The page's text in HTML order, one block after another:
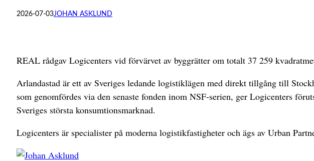
2026-07-03JOHAN ASKLUND
REAL rådgav Logicenters vid förvärvet av byggrätter om totalt 37 259
Arlandastad är ett av Sveriges ledande logistiklägen med direkt tillgång till
som genomfördes via den senaste fonden inom NSF-serien, ger Logicenters
Sveriges största konsumtionsmarknad.
Logicenters är specialister på moderna logistikfastigheter och ägs av Urban